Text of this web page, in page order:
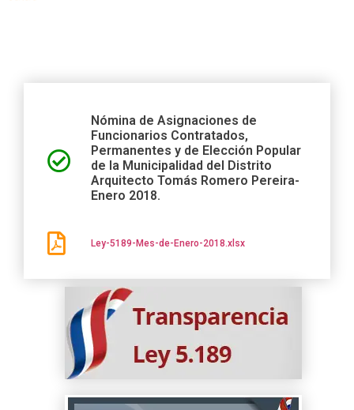
Nómina de Asignaciones de
Funcionarios Contratados,
Permanentes y de Elección Popular
de la Municipalidad del Distrito
Arquitecto Tomás Romero Pereira-
Enero 2018.
Ley-5189-Mes-de-Enero-2018.xlsx